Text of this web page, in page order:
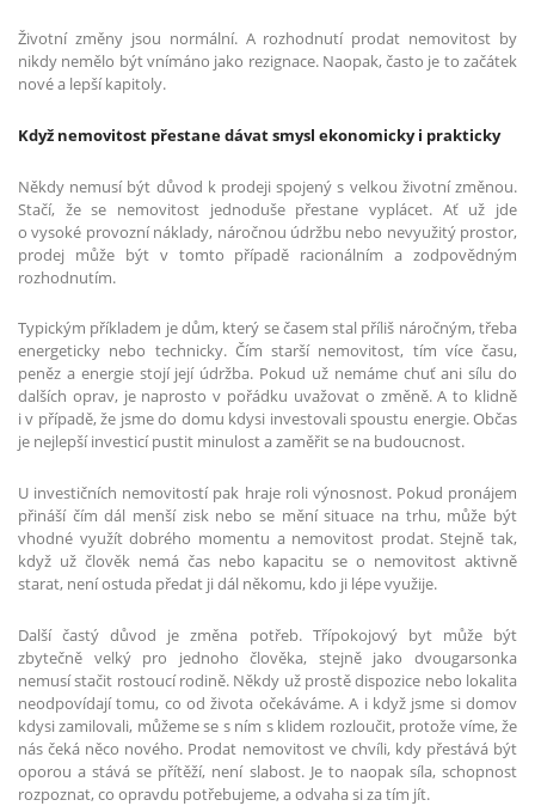
Životní změny jsou normální. A rozhodnutí prodat nemovitost by
nikdy nemělo být vnímáno jako rezignace. Naopak, často je to začátek
nové a lepší kapitoly.
Když nemovitost přestane dávat smysl ekonomicky i prakticky
Někdy nemusí být důvod k prodeji spojený s velkou životní změnou.
Stačí, že se nemovitost jednoduše přestane vyplácet. Ať už jde
o vysoké provozní náklady, náročnou údržbu nebo nevyužitý prostor,
prodej může být v tomto případě racionálním a zodpovědným
rozhodnutím.
Typickým příkladem je dům, který se časem stal příliš náročným, třeba
energeticky nebo technicky. Čím starší nemovitost, tím více času,
peněz a energie stojí její údržba. Pokud už nemáme chuť ani sílu do
dalších oprav, je naprosto v pořádku uvažovat o změně. A to klidně
i v případě, že jsme do domu kdysi investovali spoustu energie. Občas
je nejlepší investicí pustit minulost a zaměřit se na budoucnost.
U investičních nemovitostí pak hraje roli výnosnost. Pokud pronájem
přináší čím dál menší zisk nebo se mění situace na trhu, může být
vhodné využít dobrého momentu a nemovitost prodat. Stejně tak,
když už člověk nemá čas nebo kapacitu se o nemovitost aktivně
starat, není ostuda předat ji dál někomu, kdo ji lépe využije.
Další častý důvod je změna potřeb. Třípokojový byt může být
zbytečně velký pro jednoho člověka, stejně jako dvougarsonka
nemusí stačit rostoucí rodině. Někdy už prostě dispozice nebo lokalita
neodpovídají tomu, co od života očekáváme. A i když jsme si domov
kdysi zamilovali, můžeme se s ním s klidem rozloučit, protože víme, že
nás čeká něco nového. Prodat nemovitost ve chvíli, kdy přestává být
oporou a stává se přítěží, není slabost. Je to naopak síla, schopnost
rozpoznat, co opravdu potřebujeme, a odvaha si za tím jít.